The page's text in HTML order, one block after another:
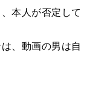
本人が否定して
、動画の男は自